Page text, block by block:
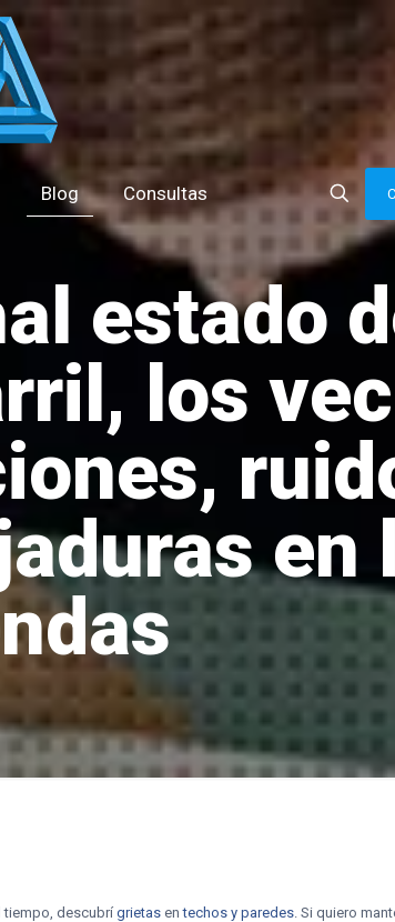
Blog Consultas
estado
los
en
tiempo, descubrígrietas entechos y paredes. Si quiero